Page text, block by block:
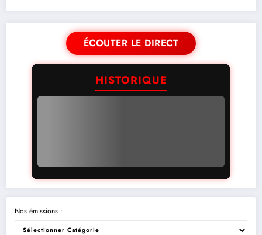
ÉCOUTER LE DIRECT
HISTORIQUE
Nos émissions :